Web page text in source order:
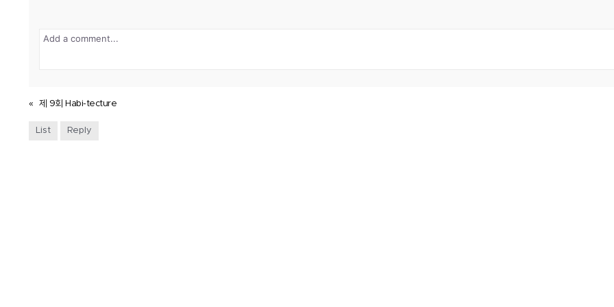
« 제 9회 Habi-tecture
List Reply